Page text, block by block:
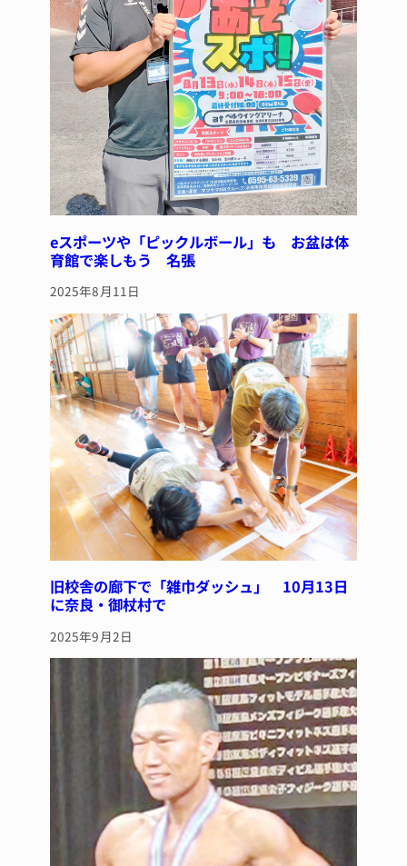
eスポーツや「ピックルボール」も お盆は体
育館で楽しもう 名張
2025年8月11日
旧校舎の廊下で「雑巾ダッシュ」 10月13日
に奈良・御杖村で
2025年9月2日